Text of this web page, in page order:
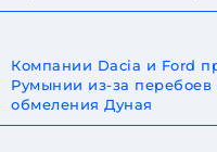
Компании Dacia и Ford
Румынии из-за перебоев
обмеления Дуная